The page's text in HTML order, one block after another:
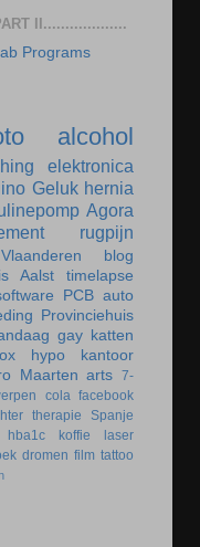
II...................
Programs
alcohol
elektronica
Geluk hernia
Agora
rugpijn
blog
Aalst
timelapse
PCB auto
Provinciehuis
gay katten
hypo
kantoor
Maarten arts 7-
cola facebook
therapie
Spanje
hba1c koffie
laser
dromen film tattoo